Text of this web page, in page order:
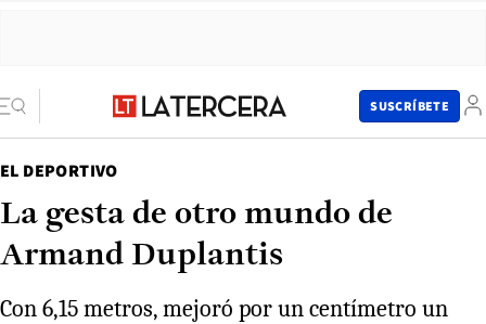
SUSCRÍBETE
EL DEPORTIVO
La gesta de otro mundo de
Armand Duplantis
Con 6,15 metros, mejoró por un centímetro un